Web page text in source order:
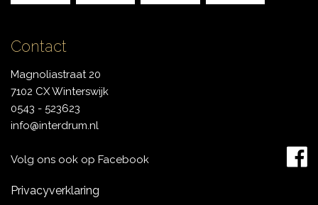
Contact
Magnoliastraat 20
7102 CX Winterswijk
0543 - 523623
info@interdrum.nl
Volg ons ook op Facebook
Privacyverklaring